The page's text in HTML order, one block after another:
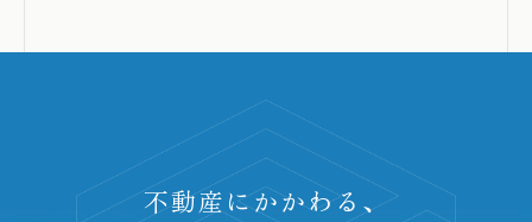
不動産にかかわる、